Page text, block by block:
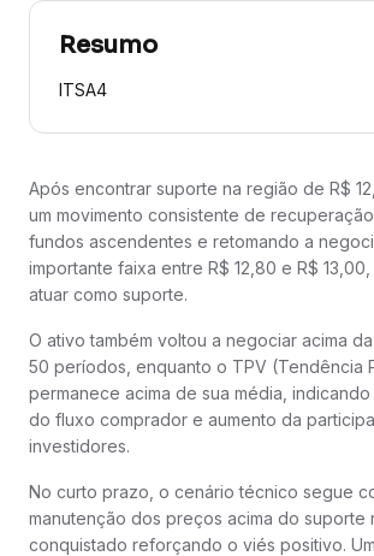
Resumo
ITSA4
Após encontrar suporte na região de R$
um movimento consistente de
fundos ascendentes e retomando a
importante faixa entre R$ 12,80 e R$
atuar como suporte.
O ativo também voltou a negociar acima
50 períodos, enquanto o TPV (Tendência
permanece acima de sua média,
do fluxo comprador e aumento da
investidores.
No curto prazo, o cenário técnico segue
manutenção dos preços acima do suporte
conquistado reforçando o viés positivo.